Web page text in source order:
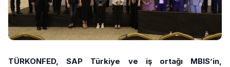
TÜRKONFED, SAP Türkiye ve iş ortağı MBIS’in,